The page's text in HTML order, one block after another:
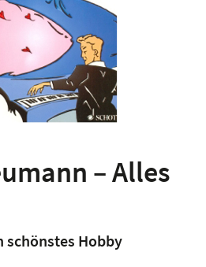
– Alles
schönstes Hobby